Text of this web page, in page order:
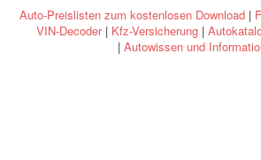
Auto-Preislisten zum kostenlosen Download|
VIN-Decoder| Kfz-Versicherung |
| Autowissen und